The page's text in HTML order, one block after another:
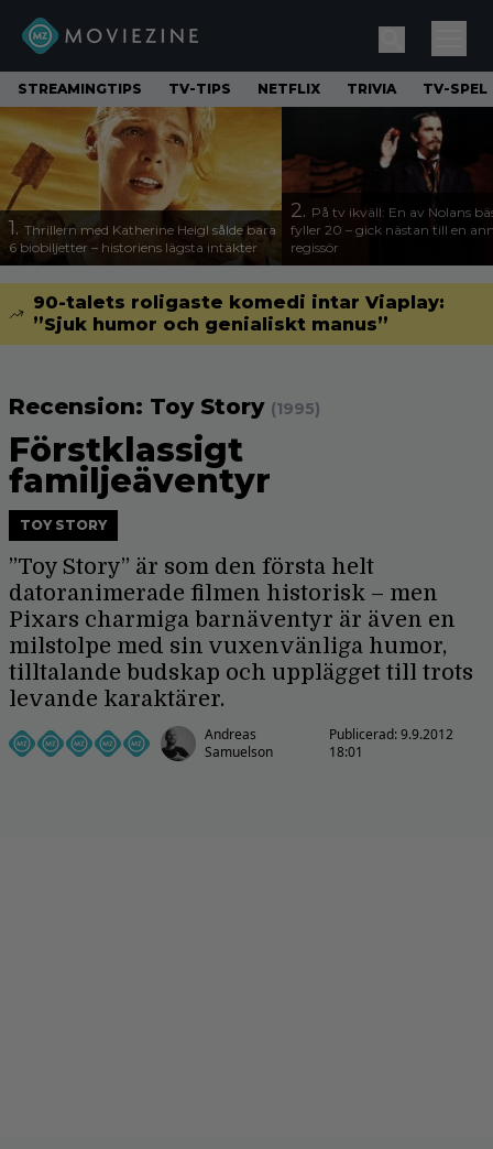
STREAMINGTIPS TV-TIPS NETFLIX TRIVIA TV-SPEL
1. Thrillern med Katherine Heigl sålde bara
6 biobiljetter – historiens lägsta intäkter
2. På tv ikväll: En av Nolans
fyller 20 – gick nästan till en
regissör
90-talets roligaste komedi intar Viaplay:
”Sjuk humor och genialiskt manus”
Recension: Toy Story (1995)
Förstklassigt
familjeäventyr
TOY STORY
”Toy Story” är som den första helt
datoranimerade filmen historisk – men
Pixars charmiga barnäventyr är även en
milstolpe med sin vuxenvänliga humor,
tilltalande budskap och upplägget till trots
levande karaktärer.
Andreas
Samuelson
Publicerad:9.9.2012
18:01